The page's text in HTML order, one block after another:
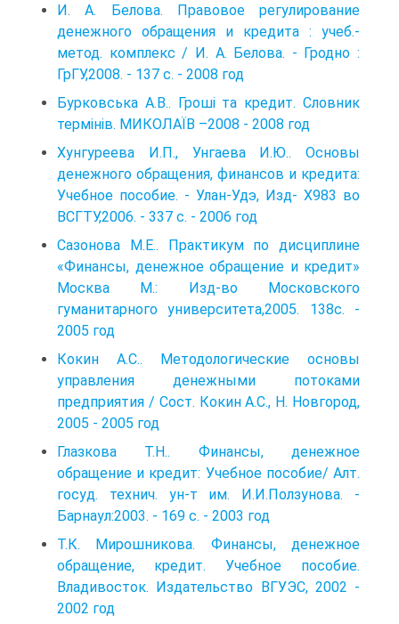
И. А. Белова. Правовое регулирование
денежного обращения и кредита : учеб.-
метод. комплекс / И. А. Белова. - Гродно :
ГрГУ,2008. - 137 с. - 2008 год
Бурковська А.В.. Гроші та кредит. Словник
термінів. МИКОЛАЇВ –2008 - 2008 год
Хунгуреева И.П., Унгаева И.Ю.. Основы
денежного обращения, финансов и кредита:
Учебное пособие. - Улан-Удэ, Изд- Х983 во
ВСГТУ,2006. - 337 с. - 2006 год
Сазонова М.Е.. Практикум по дисциплине
«Финансы, денежное обращение и кредит»
Москва М.: Изд-во Московского
гуманитарного университета,2005. 138с. -
2005 год
Кокин А.С.. Методологические основы
управления денежными потоками
предприятия / Сост. Кокин А.С., Н. Новгород,
2005 - 2005 год
Глазкова Т.Н.. Финансы, денежное
обращение и кредит: Учебное пособие/ Алт.
госуд. технич. ун-т им. И.И.Ползунова. -
Барнаул:2003. - 169 с. - 2003 год
Т.К. Мирошникова. Финансы, денежное
обращение, кредит. Учебное пособие.
Владивосток. Издательство ВГУЭС, 2002 -
2002 год